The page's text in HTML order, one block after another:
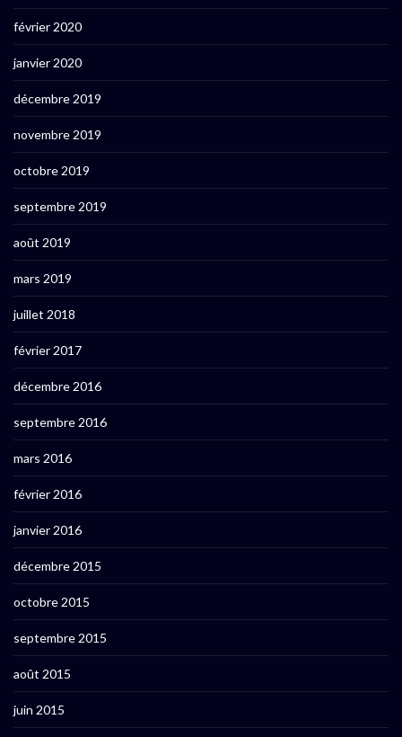
février 2020
janvier 2020
décembre 2019
novembre 2019
octobre 2019
septembre 2019
août 2019
mars 2019
juillet 2018
février 2017
décembre 2016
septembre 2016
mars 2016
février 2016
janvier 2016
décembre 2015
octobre 2015
septembre 2015
août 2015
juin 2015